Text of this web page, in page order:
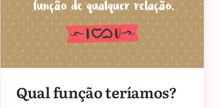
Qual função teríamos?